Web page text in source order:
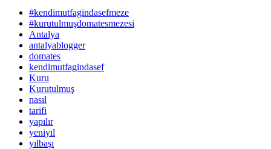
#kendimutfagindasefmeze
#kurutulmuşdomatesmezesi
Antalya
antalyablogger
domates
kendimutfagindasef
Kuru
Kurutulmuş
nasıl
tarifi
yapılır
yeniyıl
yılbaşı